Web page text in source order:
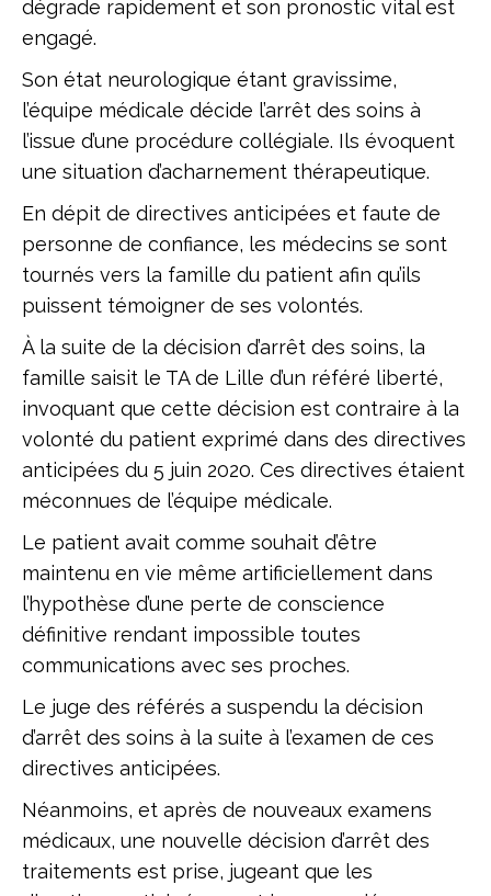
dégrade rapidement et son pronostic vital est
engagé.
Son état neurologique étant gravissime,
l’équipe médicale décide l’arrêt des soins à
l’issue d’une procédure collégiale. Ils évoquent
une situation d’acharnement thérapeutique.
En dépit de directives anticipées et faute de
personne de confiance, les médecins se sont
tournés vers la famille du patient afin qu’ils
puissent témoigner de ses volontés.
À la suite de la décision d’arrêt des soins, la
famille saisit le TA de Lille d’un référé liberté,
invoquant que cette décision est contraire à la
volonté du patient exprimé dans des directives
anticipées du 5 juin 2020. Ces directives étaient
méconnues de l’équipe médicale.
Le patient avait comme souhait d’être
maintenu en vie même artificiellement dans
l’hypothèse d’une perte de conscience
définitive rendant impossible toutes
communications avec ses proches.
Le juge des référés a suspendu la décision
d’arrêt des soins à la suite à l’examen de ces
directives anticipées.
Néanmoins, et après de nouveaux examens
médicaux, une nouvelle décision d’arrêt des
traitements est prise, jugeant que les